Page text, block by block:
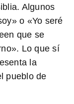
Algunos
o «Yo seré
que se
Lo que sí
la
pueblo de